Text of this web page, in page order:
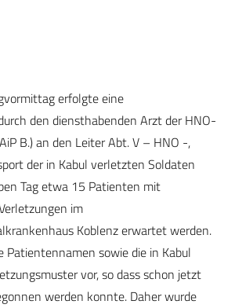
erfolgte eine
den diensthabenden Arzt der HNO-
B.) an den Leiter Abt. V – HNO -,
der in Kabul verletzten Soldaten
Tag etwa 15 Patienten mit
im
Koblenz erwartet werden.
Patientennamen sowie die in Kabul
vor, so dass schon jetzt
werden konnte. Daher wurde